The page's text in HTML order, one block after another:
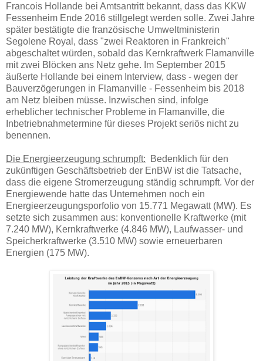
Francois Hollande bei Amtsantritt bekannt, dass das KKW
Fessenheim Ende 2016 stillgelegt werden solle. Zwei Jahre
später bestätigte die französische Umweltministerin
Segolene Royal, dass "zwei Reaktoren in Frankreich"
abgeschaltet würden, sobald das Kernkraftwerk Flamanville
mit zwei Blöcken ans Netz gehe. Im September 2015
äußerte Hollande bei einem Interview, dass - wegen der
Bauverzögerungen in Flamanville - Fessenheim bis 2018
am Netz bleiben müsse. Inzwischen sind, infolge
erheblicher technischer Probleme in Flamanville, die
Inbetriebnahmetermine für dieses Projekt seriös nicht zu
benennen.
Die Energieerzeugung schrumpft: Bedenklich für den
zukünftigen Geschäftsbetrieb der EnBW ist die Tatsache,
dass die eigene Stromerzeugung ständig schrumpft. Vor der
Energiewende hatte das Unternehmen noch ein
Energieerzeugungsporfolio von 15.771 Megawatt (MW). Es
setzte sich zusammen aus: konventionelle Kraftwerke (mit
7.240 MW), Kernkraftwerke (4.846 MW), Laufwasser- und
Speicherkraftwerke (3.510 MW) sowie erneuerbaren
Energien (175 MW).